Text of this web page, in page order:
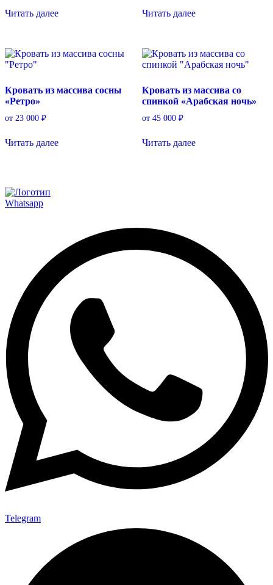
Читать далее Читать далее
Кровать из массива сосны
«Ретро»
от 23 000 ₽
Читать далее
Кровать из массива со
спинкой «Арабская ночь»
от 45 000 ₽
Читать далее
Whatsapp
Telegram